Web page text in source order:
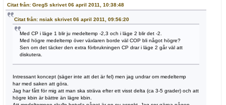
Citat från: GregS skrivet 06 april 2011, 10:38:48
Citat från: nsiak skrivet 06 april 2011, 09:56:20
Med CP i läge 1 blir ju medeltemp -2,3 och i läge 2 blir det -2.
Med högre medeltemp över växlaren borde väl COP bli något högre?
Sen om det täcker den extra förbrukningen CP drar i läge 2 går väl att
diskutera.
Intressant koncept (säger inte att det är fel) men jag undrar om medeltemp
har med saken att göra.
Jag har fått för mig att man ska sträva efter ett visst delta (ca 3-5 grader) och att
högre kbin är bättre än lägre kbin.